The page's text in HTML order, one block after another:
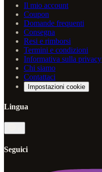
Il mio account
Coupon
Domande frequenti
Consegna
Resi e rimborsi
Termini e condizioni
Informativa sulla privacy
Chi siamo
Contattaci
Impostazioni cookie
Lingua
Seguici